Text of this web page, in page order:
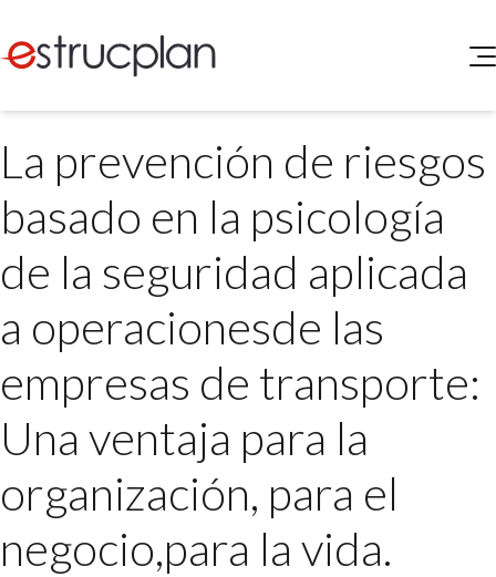
SERVICIOS
Higiene y Seguridad
Medio Ambiente
Legislación
NOVEDADES
INGRESAR
Buscador de Legislación
Matriz Premium
Matriz Profesional
La prevención de riesgos
basado en la psicología
de la seguridad aplicada
a operacionesde las
empresas de transporte:
Una ventaja para la
organización, para el
negocio,para la vida.